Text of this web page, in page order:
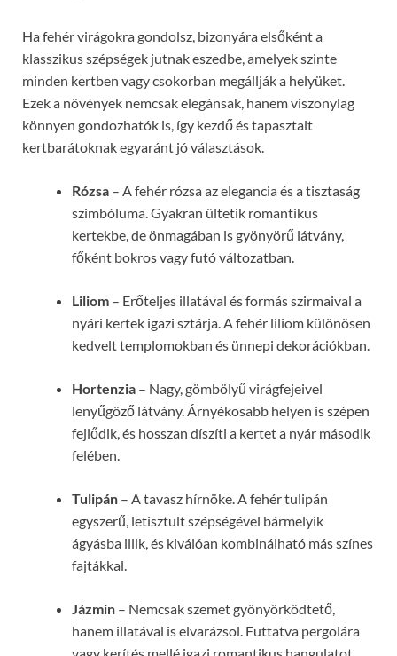
Ha fehér virágokra gondolsz, bizonyára elsőként a
klasszikus szépségek jutnak eszedbe, amelyek szinte
minden kertben vagy csokorban megállják a helyüket.
Ezek a növények nemcsak elegánsak, hanem viszonylag
könnyen gondozhatók is, így kezdő és tapasztalt
kertbarátoknak egyaránt jó választások.
Rózsa – A fehér rózsa az elegancia és a tisztaság
szimbóluma. Gyakran ültetik romantikus
kertekbe, de önmagában is gyönyörű látvány,
főként bokros vagy futó változatban.
Liliom – Erőteljes illatával és formás szirmaival a
nyári kertek igazi sztárja. A fehér liliom különösen
kedvelt templomokban és ünnepi dekorációkban.
Hortenzia – Nagy, gömbölyű virágfejeivel
lenyűgöző látvány. Árnyékosabb helyen is szépen
fejlődik, és hosszan díszíti a kertet a nyár második
felében.
Tulipán – A tavasz hírnöke. A fehér tulipán
egyszerű, letisztult szépségével bármelyik
ágyásba illik, és kiválóan kombinálható más színes
fajtákkal.
Jázmin – Nemcsak szemet gyönyörködtető,
hanem illatával is elvarázsol. Futtatva pergolára